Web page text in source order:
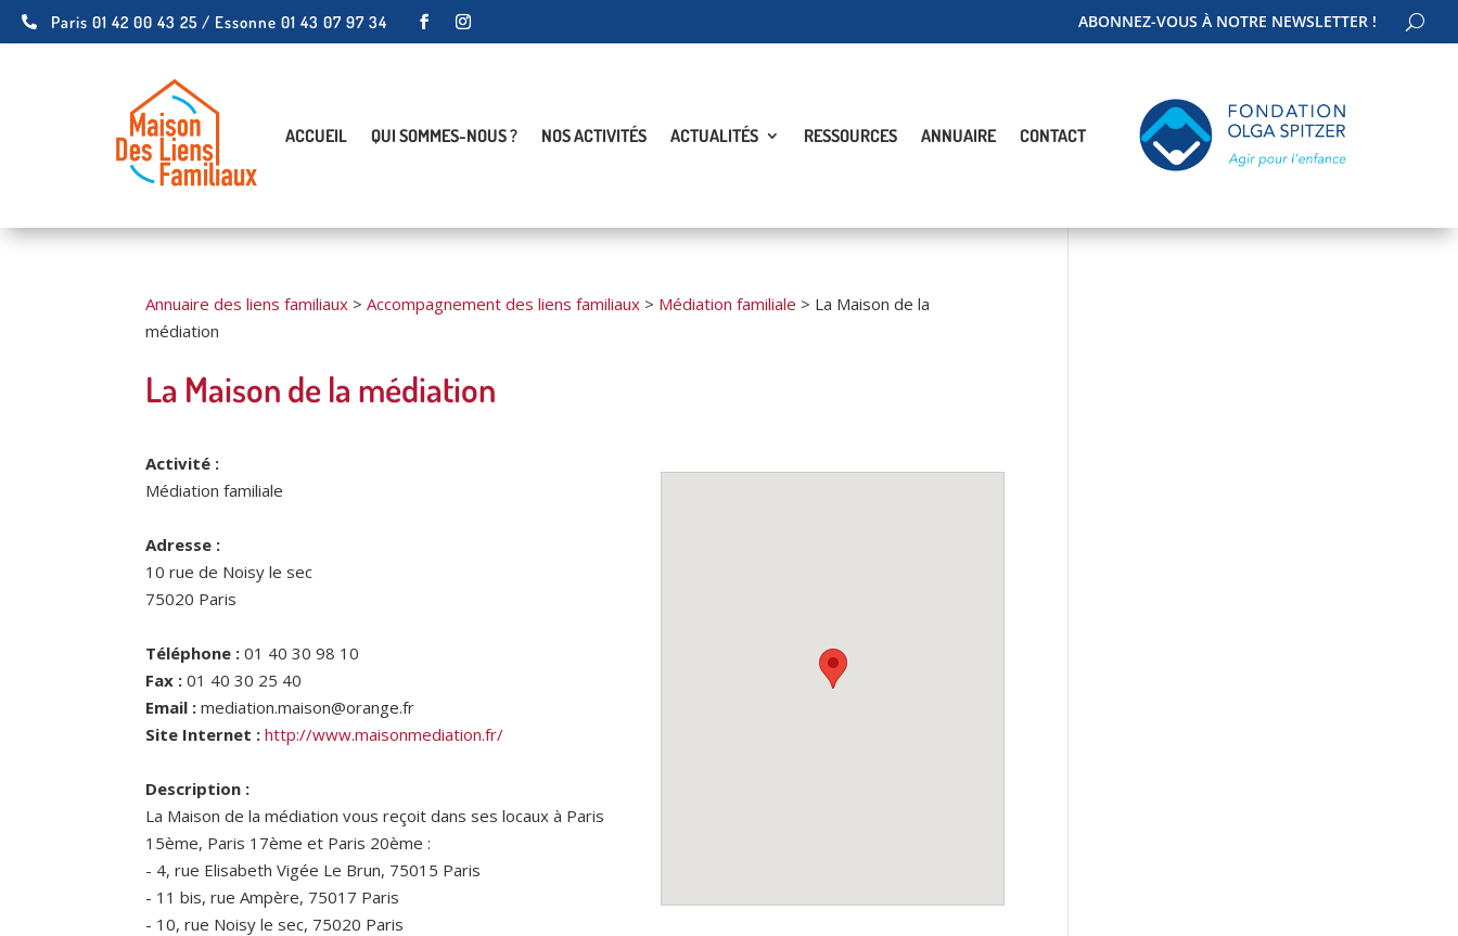
 Paris 01 42 00 43 25 / Essonne 01 43 07 97 34 ABONNEZ-VOUS À NOTRE NEWSLETTER !
ACCUEIL QUI SOMMES-NOUS ? NOS ACTIVITÉS ACTUALITÉS RESSOURCES ANNUAIRE CONTACT
Annuaire des liens familiaux >Accompagnement des liens familiaux > Médiation familiale > La Maison de la
médiation
La Maison de la médiation
Activité :
Médiation familiale
Adresse :
10 rue de Noisy le sec
75020 Paris
Téléphone :01 40 30 98 10
Fax :01 40 30 25 40
Email :mediation.maison@orange.fr
Site Internet :http://www.maisonmediation.fr/
Description :
La Maison de la médiation vous reçoit dans ses locaux à Paris
15ème, Paris 17ème et Paris 20ème :
- 4, rue Elisabeth Vigée Le Brun, 75015 Paris
- 11 bis, rue Ampère, 75017 Paris
- 10, rue Noisy le sec, 75020 Paris